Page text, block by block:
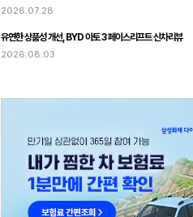
2026.07.28
유연한 상품성 개선, BYD 아토 3 페이스리프트 신차리뷰
2026.08.03